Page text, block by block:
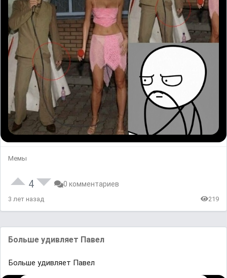
Мемы
4 0 комментариев
3 лет назад 219
Больше удивляет Павел
Больше удивляет Павел